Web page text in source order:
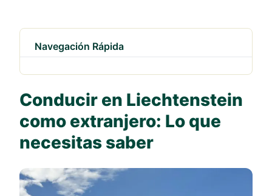
Navegación Rápida
Conducir en Liechtenstein
como extranjero: Lo que
necesitas saber